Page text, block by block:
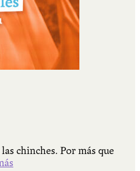
chinches. Por más que